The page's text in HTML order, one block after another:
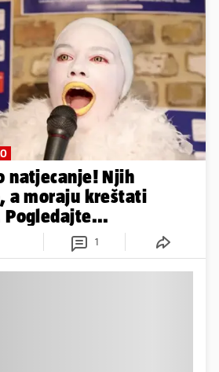
natjecanje! Njih
a moraju kreštati
1